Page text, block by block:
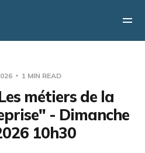
1 MIN READ
métiers de la
- Dimanche
10h30